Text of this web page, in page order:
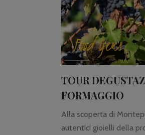
Food Gems
TOUR
FORMAGGIO
Alla scoperta di
autentici gioielli della